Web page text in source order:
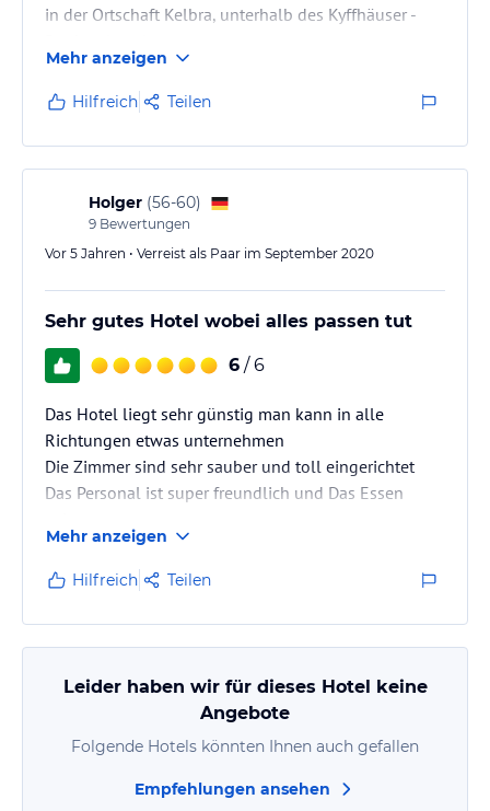
in der Ortschaft Kelbra, unterhalb des Kyffhäuser -
Mehr anzeigen
Hilfreich Teilen
Holger (56-60)
9 Bewertungen
Vor 5 Jahren • Verreist als Paar im September 2020
Sehr gutes Hotel wobei alles passen tut
6 / 6
Das Hotel liegt sehr günstig man kann in alle
Richtungen etwas unternehmen
Die Zimmer sind sehr sauber und toll eingerichtet
Das Personal ist super freundlich und Das Essen
Wir kommen wieder
Mehr anzeigen
Hilfreich Teilen
Leider haben wir für dieses Hotel keine
Angebote
Folgende Hotels könnten Ihnen auch gefallen
Empfehlungen ansehen